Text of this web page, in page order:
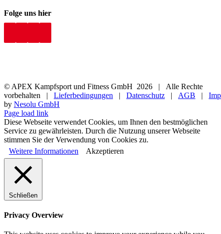
Folge uns hier
© APEX Kampfsport und Fitness GmbH 2026 | Alle Rechte
vorbehalten | Lieferbedingungen | Datenschutz | AGB |
by Nesolu GmbH
Page load link
Diese Webseite verwendet Cookies, um Ihnen den bestmöglichen
Service zu gewährleisten. Durch die Nutzung unserer Webseite
stimmen Sie der Verwendung von Cookies zu.
Weitere Informationen
Akzeptieren
Schließen
Privacy Overview